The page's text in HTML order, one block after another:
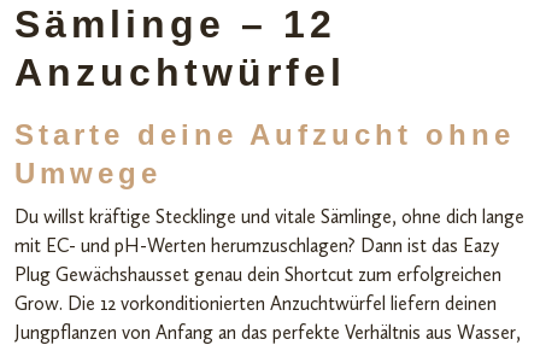
Sämlinge – 12
Anzuchtwürfel
Starte deine Aufzucht ohne
Umwege
Du willst kräftige Stecklinge und vitale Sämlinge, ohne dich lange
mit EC- und pH-Werten herumzuschlagen? Dann ist das Eazy
Plug Gewächshausset genau dein Shortcut zum erfolgreichen
Grow. Die 12 vorkonditionierten Anzuchtwürfel liefern deinen
Jungpflanzen von Anfang an das perfekte Verhältnis aus Wasser,